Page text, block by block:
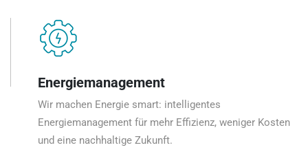
Energiemanagement
Wir machen Energie smart: intelligentes
Energiemanagement für mehr Effizienz, weniger Kosten
und eine nachhaltige Zukunft.